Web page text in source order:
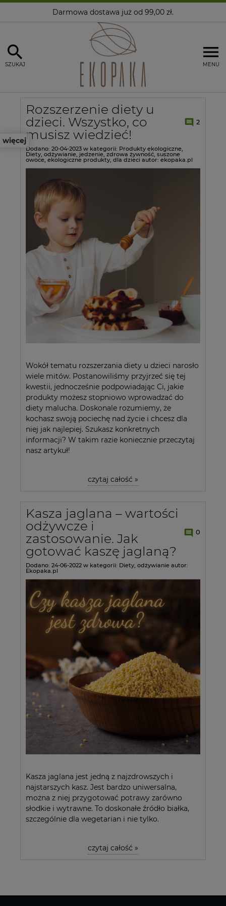
Darmowa dostawa już od 99,00 zł.
MENU
SZUKAJ
więcej
Rozszerzenie diety u
dzieci. Wszystko, co
musisz wiedzieć!
2
Dodano: 20-04-2023 w kategorii: Produkty ekologiczne,
Diety, odżywianie, jedzenie, zdrowa żywność, suszone
owoce, ekologiczne produkty, dla dzieci autor: ekopaka.pl
Wokół tematu rozszerzania diety u dzieci narosło
wiele mitów. Postanowiliśmy przyjrzeć się tej
kwestii, jednocześnie podpowiadając Ci, jakie
produkty możesz stopniowo wprowadzać do
diety malucha. Doskonale rozumiemy, że
kochasz swoją pociechę nad życie i chcesz dla
niej jak najlepiej. Szukasz konkretnych
informacji? W takim razie koniecznie przeczytaj
nasz artykuł!
czytaj całość »
Kasza jaglana – wartości
odżywcze i
zastosowanie. Jak
gotować kaszę jaglaną?
0
Dodano: 24-06-2022 w kategorii: Diety, odżywianie autor:
Ekopaka.pl
Kasza jaglana jest jedną z najzdrowszych i
najstarszych kasz. Jest bardzo uniwersalna,
można z niej przygotować potrawy zarówno
słodkie i wytrawne. To doskonałe źródło białka,
szczególnie dla wegetarian i nie tylko.
czytaj całość »